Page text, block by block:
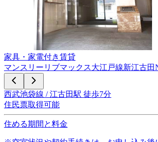
家具・家電付き賃貸
マンスリーリブマックス大江戸線新江古田
西武池袋線 / 江古田駅 徒歩7分
住民票取得可能
住める期間と料金